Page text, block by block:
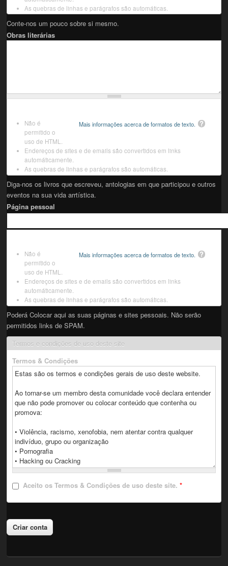
As quebras de linhas e parágrafos são automáticas.
Conte-nos um pouco sobre si mesmo.
Obras literárias
Mais informações acerca de formatos de texto.
Não é
permitido o
uso de HTML.
Endereços de sites e de emails são convertidos em links
automáticamente.
As quebras de linhas e parágrafos são automáticas.
Diga-nos os livros que escreveu, antologias em que participou e outros
eventos na sua vida arrtística.
Página pessoal
Mais informações acerca de formatos de texto.
Não é
permitido o
uso de HTML.
Endereços de sites e de emails são convertidos em links
automáticamente.
As quebras de linhas e parágrafos são automáticas.
Poderá Colocar aqui as suas páginas e sites pessoais. Não serão
permitidos links de SPAM.
Termos e condições de uso deste site
Termos & Condições
Aceito os Termos & Condições de uso deste site.*